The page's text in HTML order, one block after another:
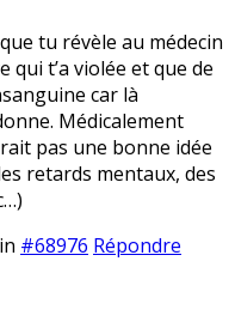
tu révèle au médecin
qui t’a violée et que de
car là
Médicalement
pas une bonne idée
retards mentaux, des
#68976 Répondre